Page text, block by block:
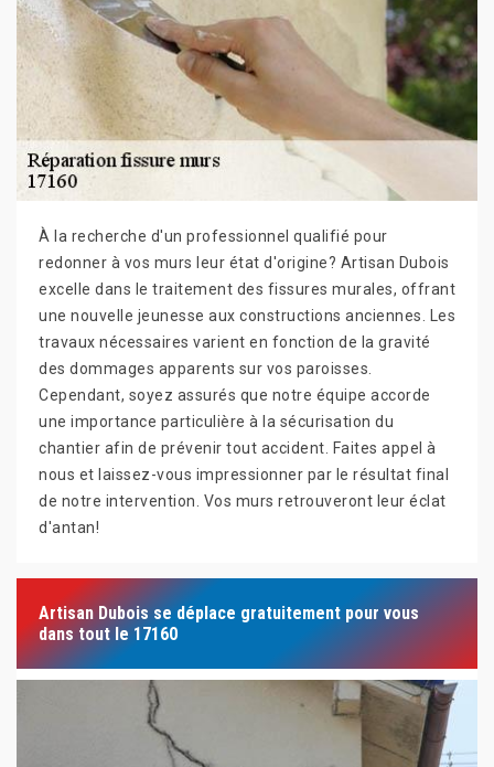
À la recherche d'un professionnel qualifié pour
redonner à vos murs leur état d'origine? Artisan Dubois
excelle dans le traitement des fissures murales, offrant
une nouvelle jeunesse aux constructions anciennes. Les
travaux nécessaires varient en fonction de la gravité
des dommages apparents sur vos paroisses.
Cependant, soyez assurés que notre équipe accorde
une importance particulière à la sécurisation du
chantier afin de prévenir tout accident. Faites appel à
nous et laissez-vous impressionner par le résultat final
de notre intervention. Vos murs retrouveront leur éclat
d'antan!
Artisan Dubois se déplace gratuitement pour vous
dans tout le 17160